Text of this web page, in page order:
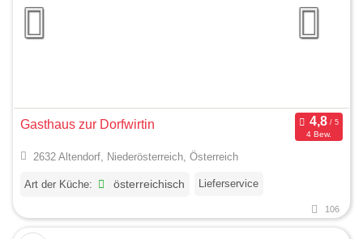
Gasthaus zur Dorfwirtin
4 Bew.
2632 Altendorf, Niederösterreich, Österreich
Art der Küche: österreichisch Lieferservice
106